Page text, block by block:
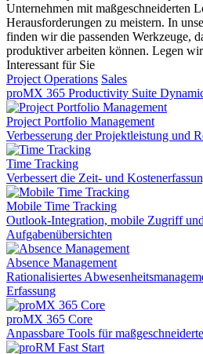
Unternehmen mit maßgeschneiderten
Herausforderungen zu meistern. In
finden wir die passenden Werkzeuge,
produktiver arbeiten können. Legen
Interessant für Sie
Project Operations Sales
proMX 365 Productivity Suite
Project Portfolio Management
Verbesserung der Projektleistung und
Time Tracking
Verbessert die Zeit- und
Mobile Time Tracking
Outlook-Integration, mobile Zugriff
Aufgabenübersichten
Absence Management
Rationalisiertes
Erfassung
proMX 365 Core
Anpassbare Tools für